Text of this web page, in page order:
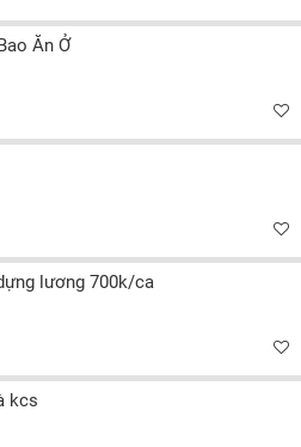
Ăn Ở
lương 700k/ca
kcs